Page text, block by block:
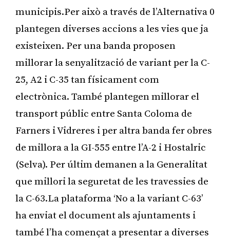
municipis.Per això a través de l’Alternativa 0
plantegen diverses accions a les vies que ja
existeixen. Per una banda proposen
millorar la senyalització de variant per la C-
25, A2 i C-35 tan físicament com
electrònica. També plantegen millorar el
transport públic entre Santa Coloma de
Farners i Vidreres i per altra banda fer obres
de millora a la GI-555 entre l’A-2 i Hostalric
(Selva). Per últim demanen a la Generalitat
que millori la seguretat de les travessies de
la C-63.La plataforma ‘No a la variant C-63’
ha enviat el document als ajuntaments i
també l’ha començat a presentar a diverses